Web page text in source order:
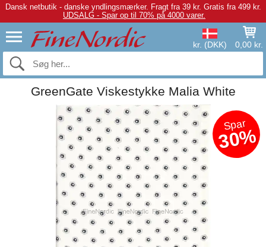
Dansk netbutik - danske yndlingsmærker. Fragt fra 39 kr. Gratis fra 499 kr.
UDSALG - Spar op til 70% på 4000 varer.
kr. (DKK) 0,00 kr.
GreenGate Viskestykke Malia White
Spar
30%